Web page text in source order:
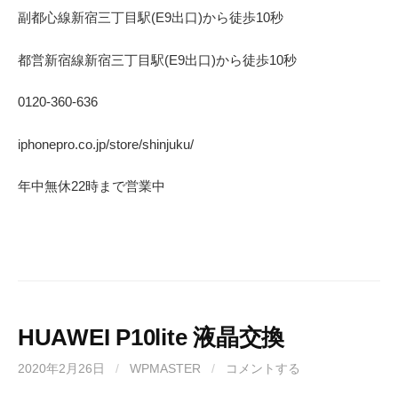
副都心線新宿三丁目駅(E9出口)から徒歩10秒
都営新宿線新宿三丁目駅(E9出口)から徒歩10秒
0120-360-636
iphonepro.co.jp/store/shinjuku/
年中無休22時まで営業中
HUAWEI P10lite 液晶交換
2020年2月26日 / WPMASTER / コメントする